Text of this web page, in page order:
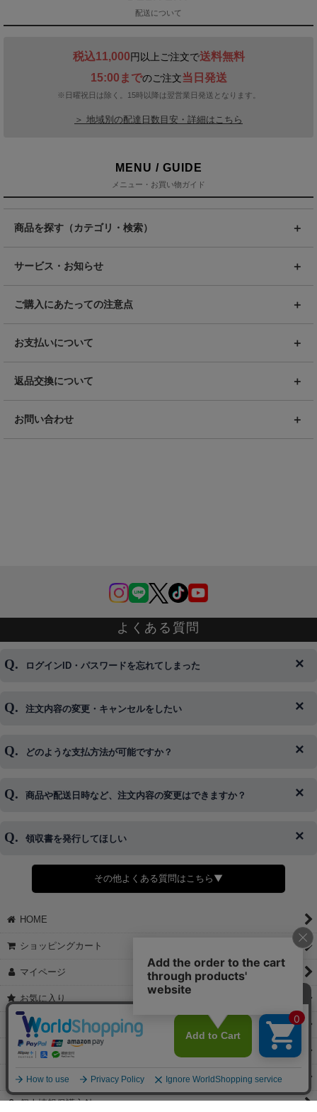
配送について
税込11,000円以上ご注文で送料無料
15:00までのご注文当日発送
※日曜祝日は除く。15時以降は翌営業日発送となります。
＞ 地域別の配達日数目安・詳細はこちら
MENU / GUIDE
メニュー・お買い物ガイド
商品を探す（カテゴリ・検索）
サービス・お知らせ
ご購入にあたっての注意点
お支払いについて
返品交換について
お問い合わせ
よくある質問
ログインID・パスワードを忘れてしまった
◆下記ページより、ログインIDの変更が可能です。
注文内容の変更・キャンセルをしたい
◆即日発送を行なっている関係上、午後以降のご連絡やキャンセル
※発送後、発送準備が完了しお手続きが間に合わない場合は変更、
どのような支払方法が可能ですか？
◆代金引換・クレジットカード・携帯キャリア決済・おねだり決
＞詳細は画像をタップ＜
商品や配送日時など、注文内容の変更はできますか？
◆商品発送前の変更は承っております。
さい。
領収書を発行してほしい
◆領収書はご希望頂いた場合のみ発行しております。
【これからご注文する場合】
STEP2「お届け先・お支払い」ページにて備考欄に下記の記載をお
願いします。
②宛名（空欄は上様は不可）
③但し書き（空欄やお品代は不可）
【すでにご注文が完了している場合】
①お電話・メール・LINEにて領収書希望の連絡をお願い致します
②後日、郵送にて領収書を送らせて頂きます。
①マイページから購入履歴→購入内容→領収書発行を選択。
②後日、郵送にて領収書を送らせて頂きます。
その他よくある質問はこちら▼
HOME
ショッピングカート
マイページ
お気に入り
特定商取引法表示
ご利用案内
お問い合せ
個人情報保護方針